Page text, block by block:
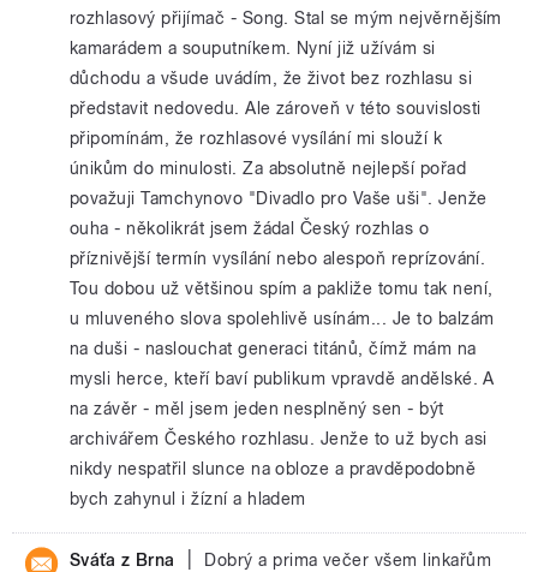
rozhlasový přijímač - Song. Stal se mým nejvěrnějším
kamarádem a souputníkem. Nyní již užívám si
důchodu a všude uvádím, že život bez rozhlasu si
představit nedovedu. Ale zároveň v této souvislosti
připomínám, že rozhlasové vysílání mi slouží k
únikům do minulosti. Za absolutně nejlepší pořad
považuji Tamchynovo "Divadlo pro Vaše uši". Jenže
ouha - několikrát jsem žádal Český rozhlas o
příznivější termín vysílání nebo alespoň reprízování.
Tou dobou už většinou spím a pakliže tomu tak není,
u mluveného slova spolehlivě usínám... Je to balzám
na duši - naslouchat generaci titánů, čímž mám na
mysli herce, kteří baví publikum vpravdě andělské. A
na závěr - měl jsem jeden nesplněný sen - být
archivářem Českého rozhlasu. Jenže to už bych asi
nikdy nespatřil slunce na obloze a pravděpodobně
bych zahynul i žízní a hladem
Sváťa z Brna
Dobrý a prima večer všem linkařům